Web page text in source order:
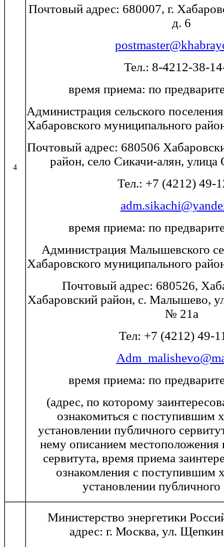
4
Почтовый адрес: 680007, г.
д. 6
Тел.: 8-4212-38-
время приема: по
Администрация сельского
Хабаровского муниципального
Почтовый адрес: 680506
район, село Сикачи-алян, улица
Тел.: +7 (4212) 49-
время приема: по
Администрация Малышевского
Хабаровского муниципального
Почтовый адрес: 680526,
Хабаровский район, с. Малышево,
№ 21а
Тел: +7 (4212) 49-
время приема: по
(адрес, по которому
ознакомиться с поступившим
установлении публичного
нему описанием местоположения
сервитута, время приема
ознакомления с поступившим
установлении публичного
Министерство энергетики
адрес: г. Москва, ул.